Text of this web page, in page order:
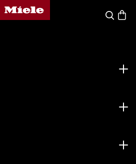
Domovská stránka spoločnosti Miele
Hľadať